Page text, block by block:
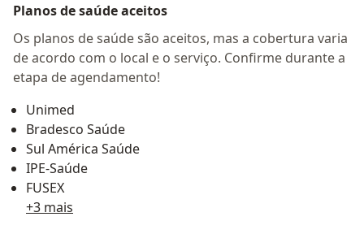
Planos de saúde aceitos
Os planos de saúde são aceitos, mas a cobertura varia
de acordo com o local e o serviço. Confirme durante a
etapa de agendamento!
Unimed
Bradesco Saúde
Sul América Saúde
IPE-Saúde
FUSEX
+3 mais